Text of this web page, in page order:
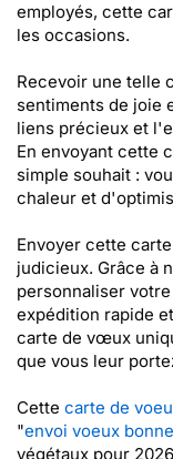
employés, cette
les occasions.
Recevoir une telle
sentiments de joie
liens précieux et
En envoyant cette
simple souhait :
chaleur et
Envoyer cette
judicieux. Grâce à
personnaliser
expédition rapide
carte de vœux
que vous leur
Cette carte de
"envoi voeux
végétaux pour